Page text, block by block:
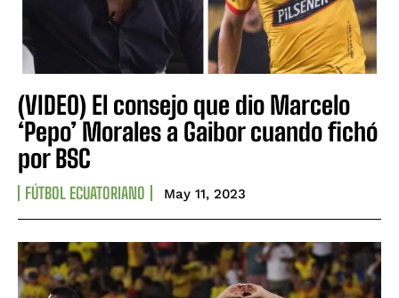
(VIDEO) El consejo que dio Marcelo
‘Pepo’ Morales a Gaibor cuando fichó
por BSC
FÚTBOL ECUATORIANO May 11, 2023